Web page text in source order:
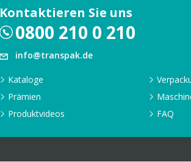
Kontaktieren Sie uns
0800 210 0 210
info@transpak.de
Kataloge
Prämien
Produktvideos
FAQ